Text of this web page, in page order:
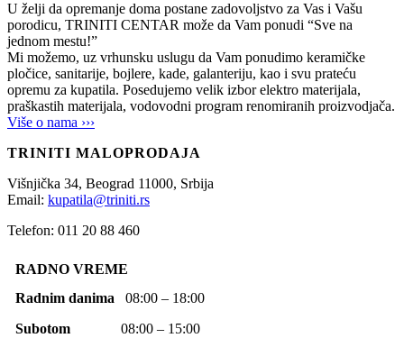
U želji da opremanje doma postane zadovoljstvo za Vas i Vašu
porodicu, TRINITI CENTAR može da Vam ponudi “Sve na
jednom mestu!”
Mi možemo, uz vrhunsku uslugu da Vam ponudimo keramičke
pločice, sanitarije, bojlere, kade, galanteriju, kao i svu prateću
opremu za kupatila. Posedujemo velik izbor elektro materijala,
praškastih materijala, vodovodni program renomiranih proizvodjača.
Više o nama ›››
TRINITI MALOPRODAJA
Višnjička 34, Beograd 11000, Srbija
Email: kupatila@triniti.rs
Telefon: 011 20 88 460
RADNO VREME
Radnim danima 08:00 – 18:00
Subotom 08:00 – 15:00